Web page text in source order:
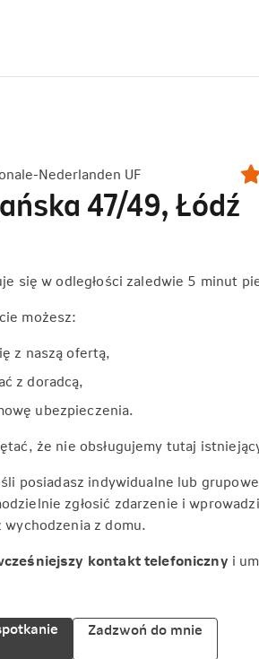
Nederlanden UF
47/49, Łódź
się w odległości zaledwie 5 minut
możesz:
z naszą ofertą,
z doradcą,
ubezpieczenia.
że nie obsługujemy tutaj
posiadasz indywidualne lub
zgłosić zdarzenie i
wychodzenia z domu.
kontakt telefoniczny i
Zadzwoń do mnie